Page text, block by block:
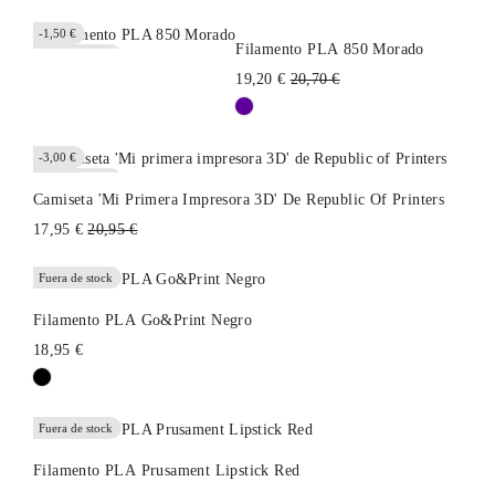
-1,50 €
Filamento PLA 850 Morado
19,20 € Precio
20,70 €
-3,00 €
Camiseta 'Mi Primera Impresora 3D' De Republic Of Printers
17,95 € Precio
20,95 €
Fuera de stock
Filamento PLA Go&Print Negro
18,95 €
Fuera de stock
Filamento PLA Prusament Lipstick Red